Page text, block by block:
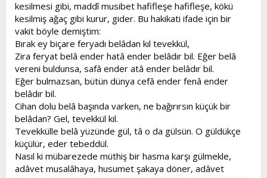
kesilmesi gibi, maddî musibet hafifleşe hafifleşe, kökü
kesilmiş ağaç gibi kurur, gider. Bu hakikati ifade için bir
vakit böyle demiştim:
Bırak ey biçare feryadı belâdan kıl tevekkül,
Zira feryat belâ ender hatâ ender belâdır bil. Eğer belâ
vereni buldunsa, safâ ender atâ ender belâdır bil.
Eğer bulmazsan, bütün dünya cefâ ender fenâ ender
belâdır bil.
Cihan dolu belâ başında varken, ne bağırırsın küçük bir
belâdan? Gel, tevekkül kıl.
Tevekkülle belâ yüzünde gül, tâ o da gülsün. O güldükçe
küçülür, eder tebeddül.
Nasıl ki mübarezede müthiş bir hasma karşı gülmekle,
adâvet musalâhaya, husumet şakaya döner, adâvet